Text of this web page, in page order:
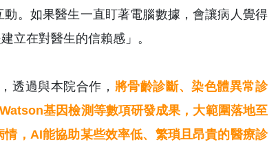
。如果醫生一直盯著電腦數據，會讓病人覺得
立在對醫生的信賴感」。
透過與本院合作， 將骨齡診斷、染色體異常診
基因檢測等數項研發成果，大範圍落地至
，AI能協助某些效率低、繁瑣且昂貴的醫療診